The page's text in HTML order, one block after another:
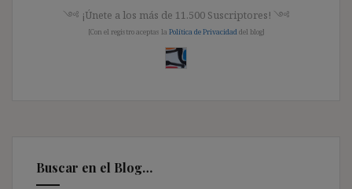
༺ ¡Únete a los más de 11.500 Suscriptores! ༺
[Con el registro aceptas la Política de Privacidad del blog]
Buscar en el Blog…